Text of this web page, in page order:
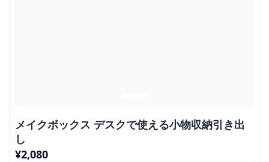
メイクボックス デスクで使える小物収納引き出
し
¥2,080